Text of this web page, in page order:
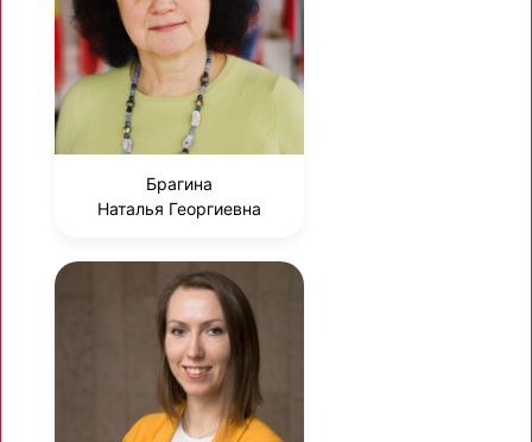
Брагина
Наталья Георгиевна